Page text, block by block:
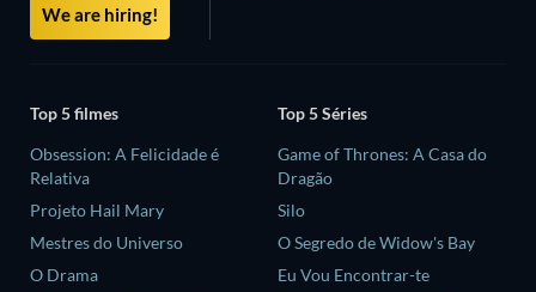
We are hiring!
Top 5 filmes
Obsession: A Felicidade é
Relativa
Projeto Hail Mary
Mestres do Universo
O Drama
Top 5 Séries
Game of Thrones: A Casa do
Dragão
Silo
O Segredo de Widow's Bay
Eu Vou Encontrar-te